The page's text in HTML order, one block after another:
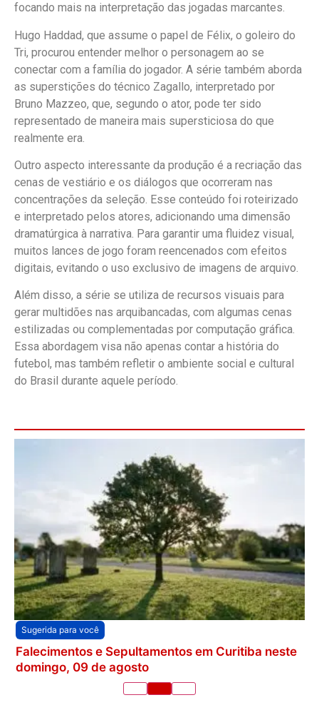
focando mais na interpretação das jogadas marcantes.
Hugo Haddad, que assume o papel de Félix, o goleiro do
Tri, procurou entender melhor o personagem ao se
conectar com a família do jogador. A série também aborda
as superstições do técnico Zagallo, interpretado por
Bruno Mazzeo, que, segundo o ator, pode ter sido
representado de maneira mais supersticiosa do que
realmente era.
Outro aspecto interessante da produção é a recriação das
cenas de vestiário e os diálogos que ocorreram nas
concentrações da seleção. Esse conteúdo foi roteirizado
e interpretado pelos atores, adicionando uma dimensão
dramatúrgica à narrativa. Para garantir uma fluidez visual,
muitos lances de jogo foram reencenados com efeitos
digitais, evitando o uso exclusivo de imagens de arquivo.
Além disso, a série se utiliza de recursos visuais para
gerar multidões nas arquibancadas, com algumas cenas
estilizadas ou complementadas por computação gráfica.
Essa abordagem visa não apenas contar a história do
futebol, mas também refletir o ambiente social e cultural
do Brasil durante aquele período.
Sugerida para você
Falecimentos e Sepultamentos em Curitiba neste
domingo, 09 de agosto